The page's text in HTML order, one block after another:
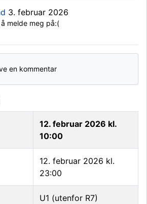
3. februar 2026
melde meg på:(
en kommentar
12. februar 2026 kl.
10:00
12. februar 2026 kl.
23:00
U1 (utenfor R7)